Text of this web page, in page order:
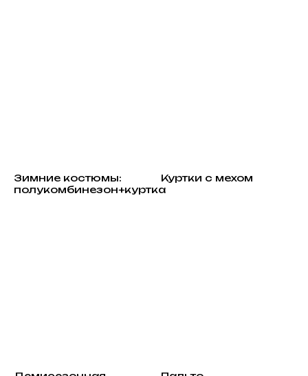
Зимние костюмы:
полукомбинезон+куртка
Куртки с мехом